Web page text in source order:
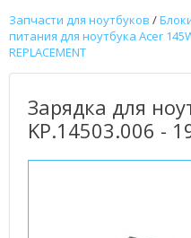
Запчасти для ноутбуков /
питания для ноутбука Acer
REPLACEMENT
Зарядка для
KP.14503.006 -